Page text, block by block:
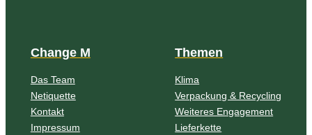
Change M
Das Team
Netiquette
Kontakt
Impressum
Themen
Klima
Verpackung & Recycling
Weiteres Engagement
Lieferkette